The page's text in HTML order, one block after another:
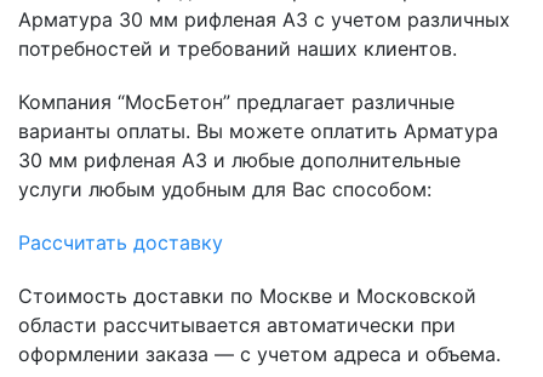
Арматура 30 мм рифленая А3 с учетом различных
потребностей и требований наших клиентов.
Компания “МосБетон” предлагает различные
варианты оплаты. Вы можете оплатить Арматура
30 мм рифленая А3 и любые дополнительные
услуги любым удобным для Вас способом:
Рассчитать доставку
Стоимость доставки по Москве и Московской
области рассчитывается автоматически при
оформлении заказа — с учетом адреса и объема.